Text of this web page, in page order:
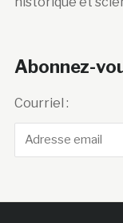
Abonnez-
Courriel :